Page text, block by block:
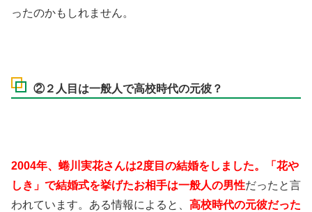
ったのかもしれません。
②２人目は一般人で高校時代の元彼？
2004年、蜷川実花さんは2度目の結婚をしました。「花や
しき」で結婚式を挙げたお相手は一般人の男性だったと言
われています。ある情報によると、 高校時代の元彼だった